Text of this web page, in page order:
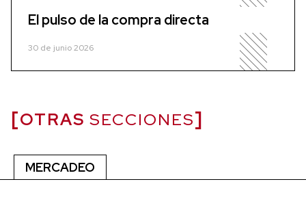
El pulso de la compra directa
30 de junio 2026
OTRAS SECCIONES
MERCADEO